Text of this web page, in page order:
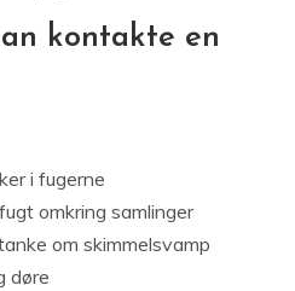
kontakte en
i fugerne
omkring samlinger
om skimmelsvamp
døre